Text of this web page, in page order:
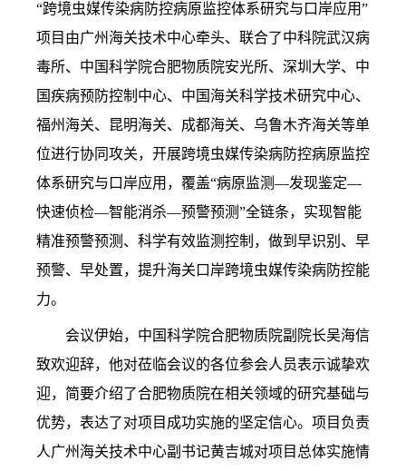
“跨境虫媒传染病防控病原监控体系研究与口岸应用”
项目由广州海关技术中心牵头、联合了中科院武汉病
毒所、中国科学院合肥物质院安光所、深圳大学、中
国疾病预防控制中心、中国海关科学技术研究中心、
福州海关、昆明海关、成都海关、乌鲁木齐海关等单
位进行协同攻关，开展跨境虫媒传染病防控病原监控
体系研究与口岸应用，覆盖“病原监测—发现鉴定—
快速侦检—智能消杀—预警预测”全链条，实现智能
精准预警预测、科学有效监测控制，做到早识别、早
预警、早处置，提升海关口岸跨境虫媒传染病防控能
力。
会议伊始，中国科学院合肥物质院副院长吴海信
致欢迎辞，他对莅临会议的各位参会人员表示诚挚欢
迎，简要介绍了合肥物质院在相关领域的研究基础与
优势，表达了对项目成功实施的坚定信心。项目负责
人广州海关技术中心副书记黄吉城对项目总体实施情